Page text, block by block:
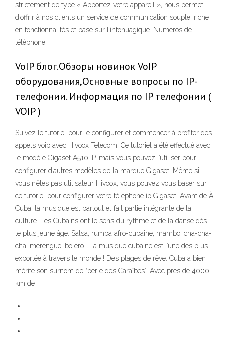
strictement de type « Apportez votre appareil », nous permet
d’offrir à nos clients un service de communication souple, riche
en fonctionnalités et basé sur l’infonuagique. Numéros de
téléphone
VoIP блог.Обзоры новинок VoIP
оборудования,Основные вопросы по IP-
телефонии. Информация по IP телефонии (
VOIP )
Suivez le tutoriel pour le configurer et commencer à profiter des
appels voip avec Hivoox Telecom. Ce tutoriel a été effectué avec
le modèle Gigaset A510 IP, mais vous pouvez l’utiliser pour
configurer d’autres modèles de la marque Gigaset. Même si
vous n’êtes pas utilisateur Hivoox, vous pouvez vous baser sur
ce tutoriel pour configurer votre téléphone ip Gigaset. Avant de À
Cuba, la musique est partout et fait partie intégrante de la
culture. Les Cubains ont le sens du rythme et de la danse dès
le plus jeune âge. Salsa, rumba afro-cubaine, mambo, cha-cha-
cha, merengue, bolero… La musique cubaine est l’une des plus
exportée à travers le monde ! Des plages de rêve. Cuba a bien
mérité son surnom de “perle des Caraïbes”. Avec près de 4000
km de